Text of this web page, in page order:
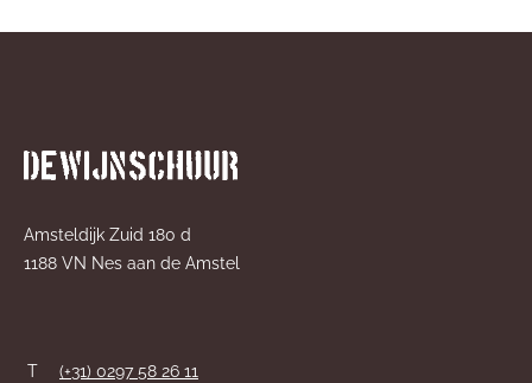
Amsteldijk Zuid 180 d
1188 VN Nes aan de Amstel
T
(+31) 0297 58 26 11